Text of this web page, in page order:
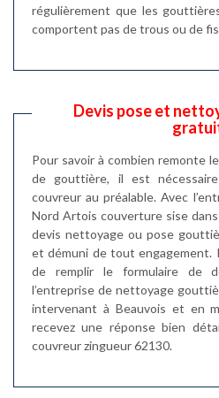
régulièrement que les
comportent pas de trous ou de
Devis pose et
Pour savoir à combien remonte
de gouttière, il est
couvreur au préalable. Avec
Nord Artois couverture sise
devis nettoyage ou pose
et démuni de tout engagement.
de remplir le formulaire de
l’entreprise de nettoyage
intervenant à Beauvois et en
recevez une réponse bien
couvreur zingueur 62130.